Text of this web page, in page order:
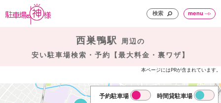
検索 menu
西巣鴨駅
周辺の
安い駐車場検索・予約【最大料金・裏ワザ】
本ページにはPRが含まれています。
予約駐車場 時間貸駐車場